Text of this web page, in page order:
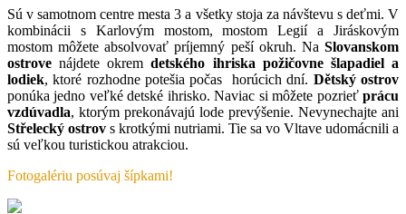
Sú v samotnom centre mesta 3 a všetky stoja za návštevu s deťmi. V
kombinácii s Karlovým mostom, mostom Legií a Jiráskovým
mostom môžete absolvovať príjemný peší okruh. Na Slovanskom
ostrove nájdete okremdetského ihriska požičovne šlapadiel a
lodiek, ktoré rozhodne potešia počas horúcich dní. Dětský ostrov
ponúka jedno veľké detské ihrisko. Naviac si môžete pozrieť prácu
vzdúvadla, ktorým prekonávajú lode prevýšenie. Nevynechajte ani
Střelecký ostrov s krotkými nutriami. Tie sa vo Vltave udomácnili a
sú veľkou turistickou atrakciou.
Fotogalériu posúvaj šípkami!